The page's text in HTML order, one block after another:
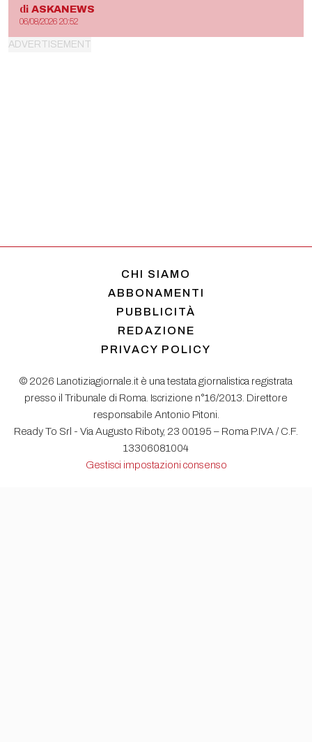
di ASKANEWS
06/08/2026 20:52
CHI SIAMO
ABBONAMENTI
PUBBLICITÀ
REDAZIONE
PRIVACY POLICY
© 2026 Lanotiziagiornale.it è una testata giornalistica registrata
presso il Tribunale di Roma. Iscrizione n°16/2013. Direttore
responsabile Antonio Pitoni.
Ready To Srl - Via Augusto Riboty, 23 00195 – Roma P.IVA / C.F.
13306081004
Gestisci impostazioni consenso